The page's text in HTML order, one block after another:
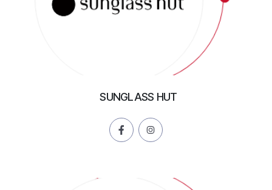
SUNGLASS HUT